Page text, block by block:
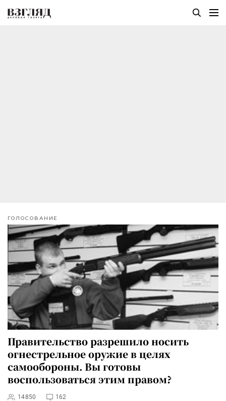
ГОЛОСОВАНИЕ
Правительстворазрешило носить
огнестрельное оружие в целях
самообороны. Вы готовы
воспользоваться этим правом?
14850 162